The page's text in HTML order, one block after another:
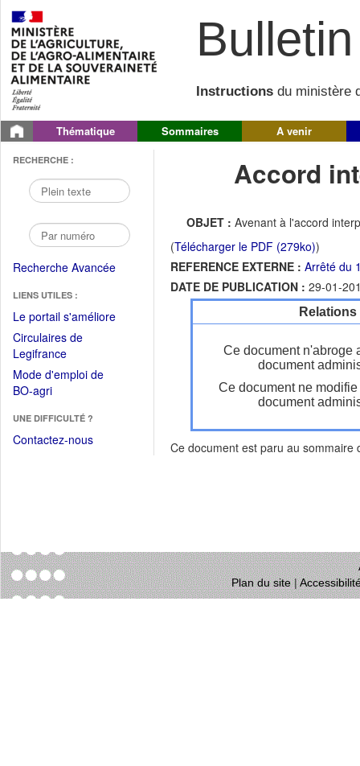
Instructions du ministère
Thématique Sommaires A venir
RECHERCHE :
Recherche Avancée
LIENS UTILES :
Le portail s'améliore(Fichier
Circulaires de
Legifrance(Ouvrir
dans
une
fenêtre)
Mode d'emploi de
BO-agri(Ouvrir
une
nouvelle
UNE DIFFICULTÉ ?
Contactez-nous
Accord
OBJET : Avenant à l'accord
(Télécharger le PDF (279ko))
REFERENCE EXTERNE : Arrêté du
DATE DE PUBLICATION : 29-01-
Ce document n'abroge
document
Ce document ne
document
Ce document est paru au sommaire
Plan du site|